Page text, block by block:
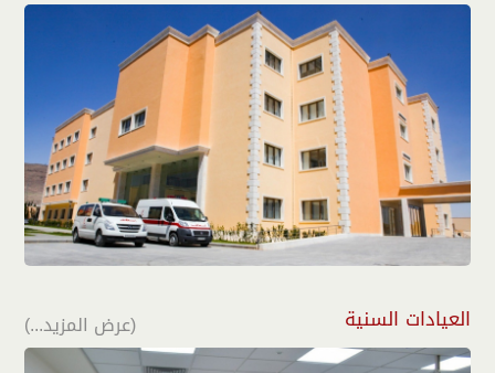
العيادات السنية (عرض المزيد...)